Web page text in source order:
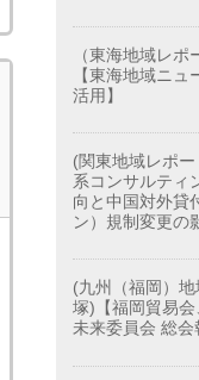
（東海地域レポ
【東海地域ニ
活用】
(関東地域レポ
系コンサルティ
向と中国対外貸
ン）規制変更の
(九州（福岡）
塚)【福岡貿易
未来委員会 総会